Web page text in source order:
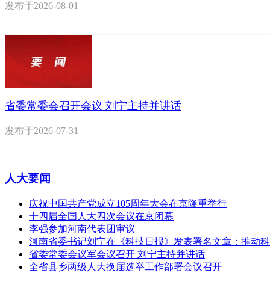
发布于2026-08-01
省委常委会召开会议 刘宁主持并讲话
发布于2026-07-31
人大要闻
庆祝中国共产党成立105周年大会在京隆重举行
十四届全国人大四次会议在京闭幕
李强参加河南代表团审议
河南省委书记刘宁在《科技日报》发表署名文章：推动
省委常委会议军会议召开 刘宁主持并讲话
全省县乡两级人大换届选举工作部署会议召开